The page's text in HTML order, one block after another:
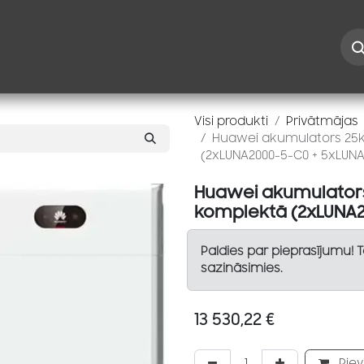
Visi produkti
Privātmājas
Huawei akumulators
(2xLUNA2000-5-C0 +
Huawei
komplektā
Paldies par pieprasījumu!
sazināsimies.
13 530,22 €